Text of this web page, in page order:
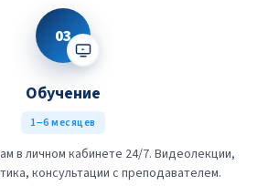
03
Обучение
1–6 месяцев
в личном кабинете 24/7. Видеолекции,
консультации с преподавателем.